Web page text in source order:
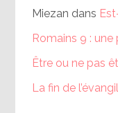
Miezan dans